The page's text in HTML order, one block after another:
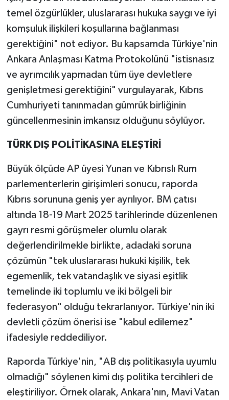
temel özgürlükler, uluslararası hukuka saygı ve iyi
komşuluk ilişkileri koşullarına bağlanması
gerektiğini" not ediyor. Bu kapsamda Türkiye'nin
Ankara Anlaşması Katma Protokolünü "istisnasız
ve ayrımcılık yapmadan tüm üye devletlere
genişletmesi gerektiğini" vurgulayarak, Kıbrıs
Cumhuriyeti tanınmadan gümrük birliğinin
güncellenmesinin imkansız olduğunu söylüyor.
TÜRK DIŞ POLİTİKASINA ELEŞTİRİ
Büyük ölçüde AP üyesi Yunan ve Kıbrıslı Rum
parlementerlerin girişimleri sonucu, raporda
Kıbrıs sorununa geniş yer ayrılıyor. BM çatısı
altında 18-19 Mart 2025 tarihlerinde düzenlenen
gayrı resmi görüşmeler olumlu olarak
değerlendirilmekle birlikte, adadaki soruna
çözümün "tek uluslararası hukuki kişilik, tek
egemenlik, tek vatandaşlık ve siyasi eşitlik
temelinde iki toplumlu ve iki bölgeli bir
federasyon" olduğu tekrarlanıyor. Türkiye'nin iki
devletli çözüm önerisi ise "kabul edilemez"
ifadesiyle reddediliyor.
Raporda Türkiye'nin, "AB dış politikasıyla uyumlu
olmadığı" söylenen kimi dış politika tercihleri de
eleştiriliyor. Örnek olarak, Ankara'nın, Mavi Vatan